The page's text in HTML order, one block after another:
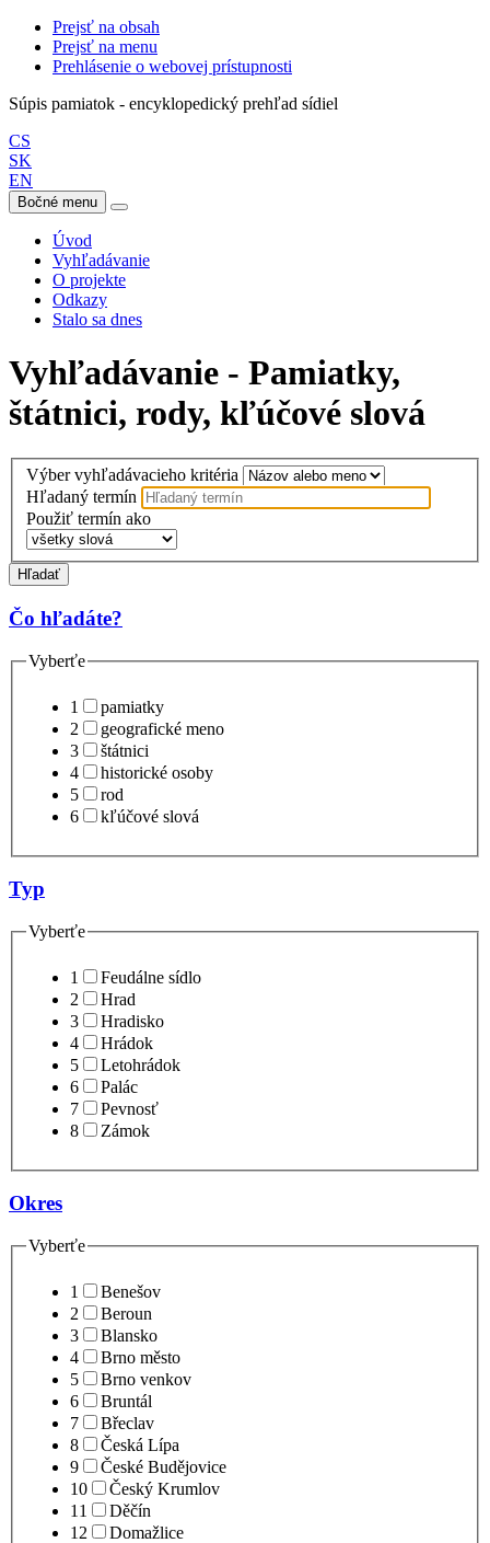
Prejsť na obsah
Prejsť na menu
Prehlásenie o webovej prístupnosti
Súpis pamiatok - encyklopedický prehľad sídiel
CS
SK
EN
Bočné menu
Úvod
Vyhľadávanie
O projekte
Odkazy
Stalo sa dnes
Vyhľadávanie - Pamiatky,
štátnici, rody, kľúčové slová
Výber vyhľadávacieho kritéria
Hľadaný termín
Použiť termín ako
Hľadať
Čo hľadáte?
Vyberťe
1
pamiatky
2
geografické meno
3
štátnici
4
historické osoby
5
rod
6
kľúčové slová
Typ
Vyberťe
1
Feudálne sídlo
2
Hrad
3
Hradisko
4
Hrádok
5
Letohrádok
6
Palác
7
Pevnosť
8
Zámok
Okres
Vyberťe
1
Benešov
2
Beroun
3
Blansko
4
Brno město
5
Brno venkov
6
Bruntál
7
Břeclav
8
Česká Lípa
9
České Budějovice
10
Český Krumlov
11
Děčín
12
Domažlice